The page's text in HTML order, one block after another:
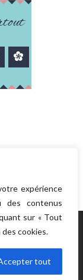
expérience
des contenus
sur « Tout
cookies.
tout
BY